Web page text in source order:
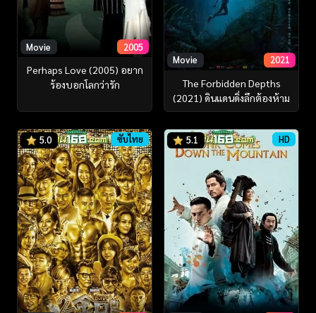
Movie 2005
Perhaps Love (2005) อยาก
ร้องบอกโลกว่ารัก
Movie 2021
The Forbidden Depths
(2021) ดินแดนดิ่งลึกต้องห้าม
5.0 ซับไทย 5.1 HD